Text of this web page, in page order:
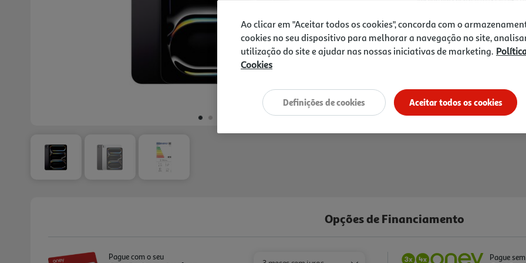
3hRecolha Drive*
*Mediante disponibilidade de slot de
Opções de Financiamento
Pague com o seu Pague
Ao clicar em "Aceitar todos os cookies", concorda com o
cookies no seu dispositivo para melhorar a navegação no site,
utilização do site e ajudar nas nossas iniciativas de marketing.
Cookies
Aceitar todos os cookies
Definições de cookies